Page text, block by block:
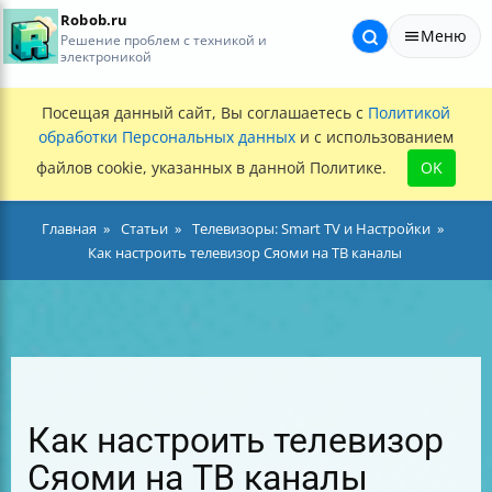
Robob.ru
Решение проблем с техникой и
электроникой
Меню
Посещая данный сайт, Вы соглашаетесь с Политикой
обработки Персональных данных и с использованием
файлов cookie, указанных в данной Политике.
OK
Главная Статьи
Телевизоры: Smart TV и Настройки
Как настроить телевизор Сяоми на ТВ каналы
Как настроить телевизор
Сяоми на ТВ каналы